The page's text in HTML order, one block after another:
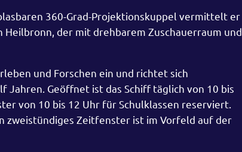
360-Grad-Projektionskuppel vermittelt er
der mit drehbarem Zuschauerraum und
und Forschen ein und richtet sich
Jahren. Geöffnet ist das Schiff täglich von 10 bis
von 10 bis 12 Uhr für Schulklassen reserviert.
zweistündiges Zeitfenster ist im Vorfeld auf der